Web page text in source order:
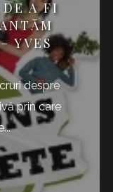
A FI
YVES
despre
prin care